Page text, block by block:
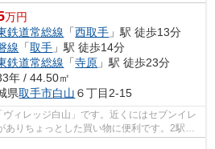
万円
鉄道常総線 「西取手 」駅 徒歩13分
線 「取手 」駅 徒歩14分
鉄道常総線 「寺原 」駅 徒歩23分
年 / 44.50㎡
県取手市白山 ６丁目2-15
ィレッジ白山」です。近くにはセブンイレ
りちょっとした買い物に便利です。2駅利
です...